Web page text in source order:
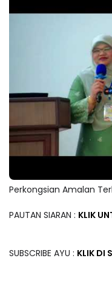
Perkongsian Amalan
PAUTAN SIARAN : KLIK
SUBSCRIBE AYU : KLIK DI